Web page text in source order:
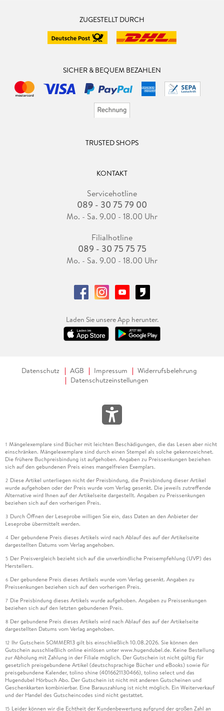
ZUGESTELLT DURCH
SICHER & BEQUEM BEZAHLEN
TRUSTED SHOPS
KONTAKT
Servicehotline
089 - 30 75 79 00
Mo. - Sa. 9.00 - 18.00 Uhr
Filialhotline
089 - 30 75 75 75
Mo. - Sa. 9.00 - 18.00 Uhr
Laden Sie unsere App herunter.
Datenschutz AGB Impressum
Widerrufsbelehrung
Datenschutzeinstellungen
1 Mängelexemplare sind Bücher mit leichten Beschädigungen, die das Lesen aber nicht
einschränken. Mängelexemplare sind durch einen Stempel als solche gekennzeichnet.
Die frühere Buchpreisbindung ist aufgehoben. Angaben zu Preissenkungen beziehen
sich auf den gebundenen Preis eines mangelfreien Exemplars.
2 Diese Artikel unterliegen nicht der Preisbindung, die Preisbindung dieser Artikel
wurde aufgehoben oder der Preis wurde vom Verlag gesenkt. Die jeweils zutreffende
Alternative wird Ihnen auf der Artikelseite dargestellt. Angaben zu Preissenkungen
beziehen sich auf den vorherigen Preis.
3 Durch Öffnen der Leseprobe willigen Sie ein, dass Daten an den Anbieter der
Leseprobe übermittelt werden.
4 Der gebundene Preis dieses Artikels wird nach Ablauf des auf der Artikelseite
dargestellten Datums vom Verlag angehoben.
5 Der Preisvergleich bezieht sich auf die unverbindliche Preisempfehlung (UVP) des
Herstellers.
6 Der gebundene Preis dieses Artikels wurde vom Verlag gesenkt. Angaben zu
Preissenkungen beziehen sich auf den vorherigen Preis.
7 Die Preisbindung dieses Artikels wurde aufgehoben. Angaben zu Preissenkungen
beziehen sich auf den letzten gebundenen Preis.
8 Der gebundene Preis dieses Artikels wird nach Ablauf des auf der Artikelseite
dargestellten Datums vom Verlag angehoben.
12 Ihr Gutschein SOMMER13 gilt bis einschließlich 10.08.2026. Sie können den
Gutschein ausschließlich online einlösen unter www.hugendubel.de. Keine Bestellung
zur Abholung mit Zahlung in der Filiale möglich. Der Gutschein ist nicht gültig für
gesetzlich preisgebundene Artikel (deutschsprachige Bücher und eBooks) sowie für
preisgebundene Kalender, tolino shine (4016621130466), tolino select und das
Hugendubel Hörbuch Abo. Der Gutschein ist nicht mit anderen Gutscheinen und
Geschenkkarten kombinierbar. Eine Barauszahlung ist nicht möglich. Ein Weiterverkauf
und der Handel des Gutscheincodes sind nicht gestattet.
15 Leider können wir die Echtheit der Kundenbewertung aufgrund der großen Zahl an